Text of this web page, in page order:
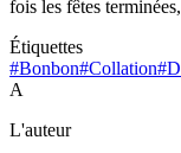
fois les fêtes
Étiquettes
#Bonbon#Collation
A
L'auteur